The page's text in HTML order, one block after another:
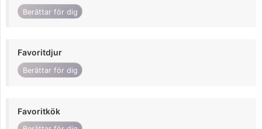
Berättar för dig
Favoritdjur
Berättar för dig
Favoritkök